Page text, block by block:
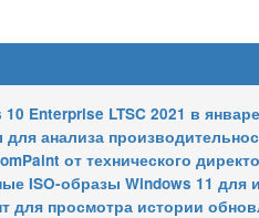
2021 в январе 2027 года. ESU продлят
производительности
от технического
ISO-образы Windows 11 для
истории обновлений Windows 11 и